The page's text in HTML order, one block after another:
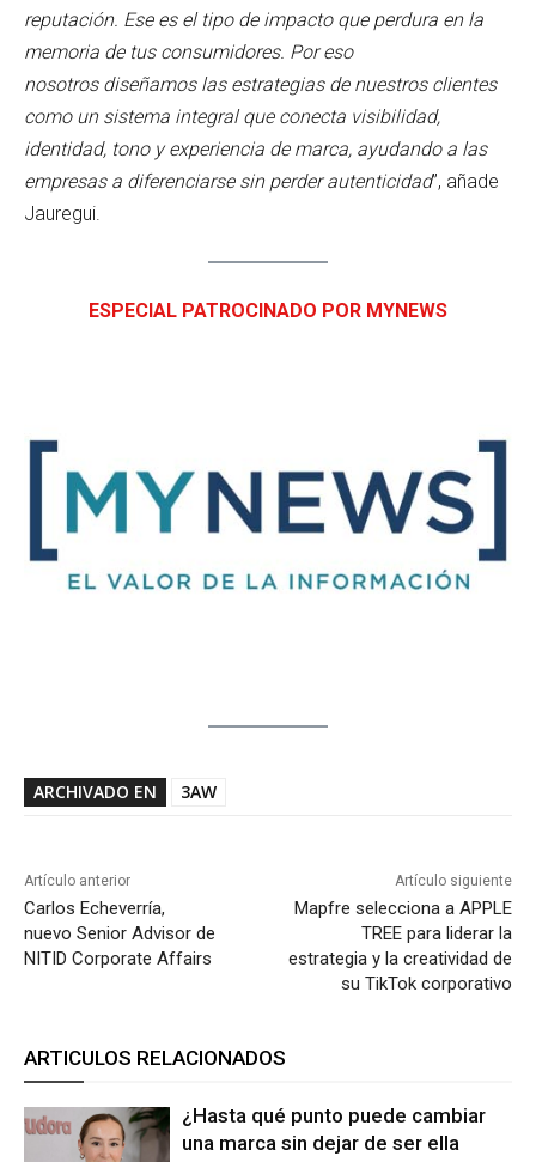
reputación. Ese es el tipo de impacto que perdura en la
memoria de tus consumidores. Por eso
nosotros diseñamos las estrategias de nuestros clientes
como un sistema integral que conecta visibilidad,
identidad, tono y experiencia de marca, ayudando a las
empresas a diferenciarse sin perder autenticidad”, añade
Jauregui.
ESPECIAL PATROCINADO POR MYNEWS
ARCHIVADO EN 3AW
Artículo anterior
Carlos Echeverría,
nuevo Senior Advisor de
NITID Corporate Affairs
Artículo siguiente
Mapfre selecciona a APPLE
TREE para liderar la
estrategia y la creatividad de
su TikTok corporativo
ARTICULOS RELACIONADOS
¿Hasta qué punto puede cambiar
una marca sin dejar de ser ella